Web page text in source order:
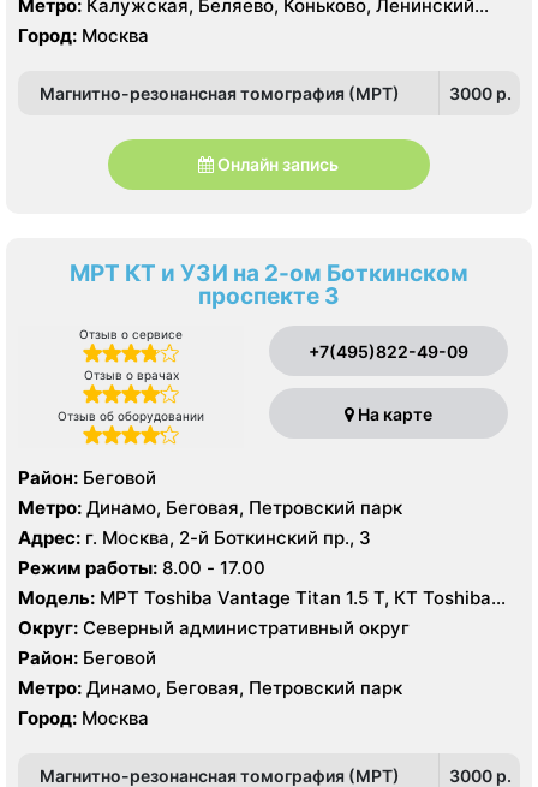
Вернадского, Тропарёво-Никулино
Метро: Калужская, Беляево, Коньково, Ленинский
проспект, Новые Черемушки, Проспект Вернадского,
Профсоюзная, Севастопольская, Тропарево,
Город: Москва
Магнитно-резонансная томография (МРТ) 3000 p.
Онлайн запись
МРТ КТ и УЗИ на 2-ом Боткинском
проспекте 3
Отзыв о сервисе
Отзыв о врачах
Отзыв об оборудовании
+7(495)822-49-09
На карте
Район: Беговой
Метро: Динамо, Беговая, Петровский парк
Адрес: г. Москва, 2-й Боткинский пр., 3
Режим работы: 8.00 - 17.00
Модель: МРТ Toshiba Vantage Titan 1.5 T, КТ Toshiba
Aquilion Prime 160 срезов, УЗИ GE Vivid T8
Округ: Северный административный округ
Район: Беговой
Метро: Динамо, Беговая, Петровский парк
Город: Москва
Магнитно-резонансная томография (МРТ) 3000 p.